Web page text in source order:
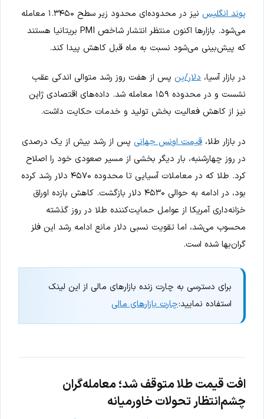
پوند انگلیس
نیز در محدوده‌ای محدود زیر سطح ۱.۳۴۵۰ معامله
می‌شود. بازارها اکنون منتظر انتشار شاخص PMI بریتانیا هستند
که پیش‌بینی می‌شود نسبت به ماه قبل کاهش پیدا کند.
در بازار آسیا، دلار/ین پس از هفت روز رشد متوالی اندکی عقب
نشست و در محدوده ۱۵۹ معامله شد. داده‌های اقتصادی ژاپن
نیز از کاهش فعالیت بخش تولید و خدمات حکایت داشت.
در بازار طلا، قیمت اونس جهانی پس از رشد بیش از یک درصدی
در روز چهارشنبه، بار دیگر بخشی از مسیر صعودی خود را اصلاح
کرد. طلا که در معاملات آسیایی تا محدوده ۴۵۷۰ دلار رشد کرده
بود، در ادامه به حوالی ۴۵۳۰ دلار بازگشت. کاهش بازده اوراق
خزانه‌داری آمریکا از عوامل حمایت‌کننده طلا در روز گذشته
محسوب می‌شد، اما تقویت نسبی دلار مانع ادامه رشد این فلز
گران‌بها شده است.
برای دسترسی به چارت زنده بازارهای مالی از این لینک
استفاده نمایید:چارت بازارهای مالی
افت قیمت طلا متوقف شد؛ معامله‌گران
چشم‌انتظار تحولات خاورمیانه